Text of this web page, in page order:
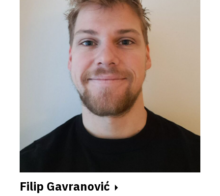
Filip Gavranović